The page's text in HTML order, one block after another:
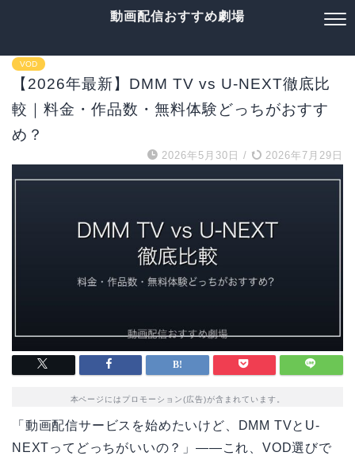
動画配信おすすめ劇場
VOD
【2026年最新】DMM TV vs U-NEXT徹底比
較｜料金・作品数・無料体験どっちがおすす
め？
2026年5月30日 / 2026年7月29日
本ページにはプロモーション(広告)が含まれています。
「動画配信サービスを始めたいけど、DMM TVとU-
NEXTってどっちがいいの？」——これ、VOD選びで